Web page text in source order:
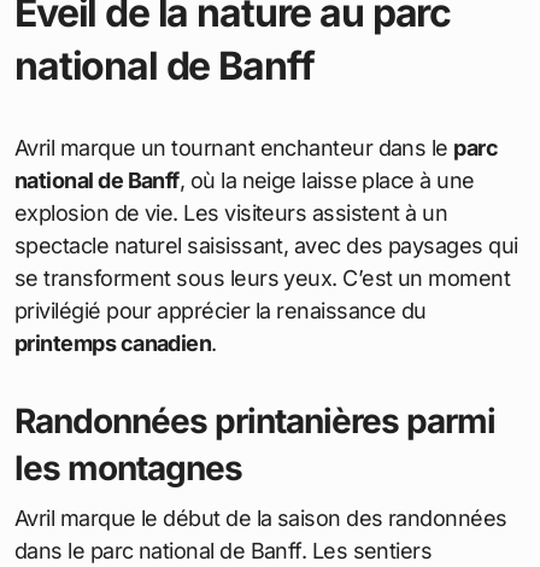
Éveil de la nature au parc
national de Banff
Avril marque un tournant enchanteur dans le parc
national de Banff, où la neige laisse place à une
explosion de vie. Les visiteurs assistent à un
spectacle naturel saisissant, avec des paysages qui
se transforment sous leurs yeux. C’est un moment
privilégié pour apprécier la renaissance du
printemps canadien.
Randonnées printanières parmi
les montagnes
Avril marque le début de la saison des randonnées
dans le parc national de Banff. Les sentiers